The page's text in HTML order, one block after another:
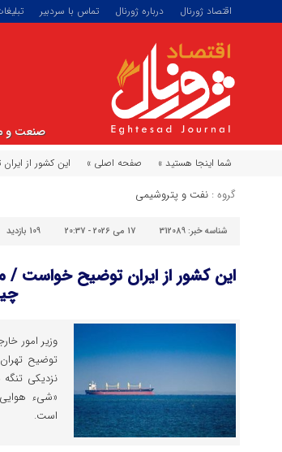
اقتصاد ژورنال درباره ژورنال تماس با سردبیر
صنعت و
شما اینجا هستید » صفحه اصلی » این کشور از
گروه : نفت و پتروشیمی
شناسه خبر: 312089 17 می 2026 - 20:37 109 بازدید
این کشور از ایران توضیح خواست
وزیر امور
توضیح
نزدیکی
«شیء
است.